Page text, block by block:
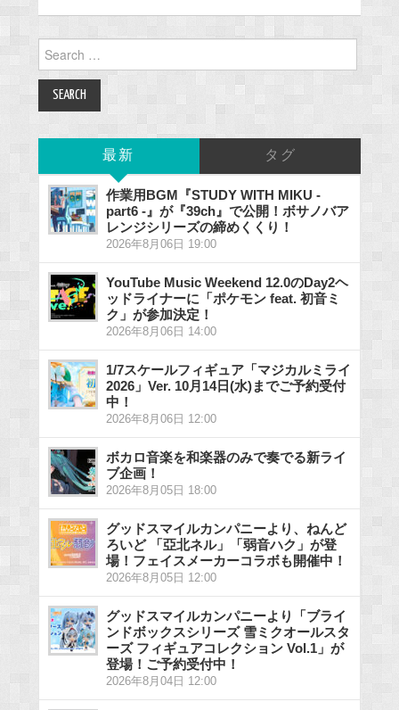
for:
最新 タグ
作業用BGM『STUDY WITH MIKU -
part6 -』が『39ch』で公開！ボサノバア
レンジシリーズの締めくくり！
2026年8月06日 19:00
YouTube Music Weekend 12.0のDay2ヘ
ッドライナーに「ポケモン feat. 初音ミ
ク」が参加決定！
2026年8月06日 14:00
1/7スケールフィギュア「マジカルミライ
2026」Ver. 10月14日(水)までご予約受付
中！
2026年8月06日 12:00
ボカロ音楽を和楽器のみで奏でる新ライ
ブ企画！
2026年8月05日 18:00
グッドスマイルカンパニーより、ねんど
ろいど 「亞北ネル」「弱音ハク」が登
場！フェイスメーカーコラボも開催中！
2026年8月05日 12:00
グッドスマイルカンパニーより「ブライ
ンドボックスシリーズ 雪ミクオールスタ
ーズ フィギュアコレクション Vol.1」が
登場！ご予約受付中！
2026年8月04日 12:00